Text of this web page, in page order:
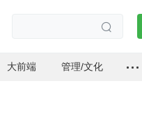

大前端 管理/文化